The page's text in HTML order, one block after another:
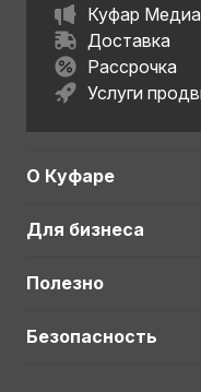
Куфар Медиа
Доставка
Рассрочка
Услуги
О Куфаре
Для бизнеса
Полезно
Безопасность